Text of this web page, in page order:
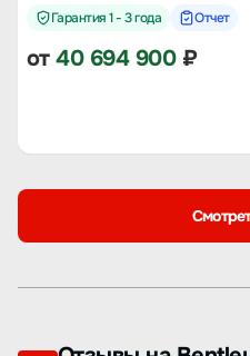
Гарантия 1 - 3 года Отчет
от40 694 900₽